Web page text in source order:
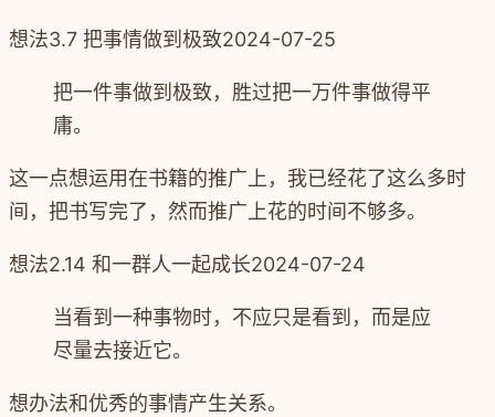
想法3.7 把事情做到极致2024-07-25
把一件事做到极致，胜过把一万件事做得平
庸。
这一点想运用在书籍的推广上，我已经花了这么多时
间，把书写完了，然而推广上花的时间不够多。
想法2.14 和一群人一起成长2024-07-24
当看到一种事物时，不应只是看到，而是应
尽量去接近它。
想办法和优秀的事情产生关系。